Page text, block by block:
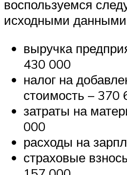
воспользуемся
исходными данными
выручка
430 000
налог на
стоимость – 370
затраты на
000
расходы на
страховые